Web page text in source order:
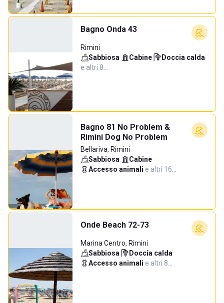
Bagno Onda 43
Rimini
Sabbiosa· Cabine· Doccia calda·
e altri 8…
Bagno 81 No Problem &
Rimini Dog No Problem
Bellariva, Rimini
Sabbiosa· Cabine·
Accesso animali·e altri 16…
Onde Beach 72-73
Marina Centro, Rimini
Sabbiosa· Doccia calda·
Accesso animali·e altri 8…